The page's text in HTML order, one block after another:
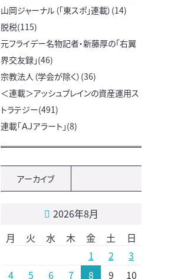
山岡ジャーナル（「東スポ」連載）(14)
脱税(115)
元フライデー名物記者・新藤厚の「右翼
界交友録」(46)
宗教法人（学会が除く）(36)
＜連載＞アッシュブレインの資産運用ス
トラテジー(491)
連載「ＡＪアラート」(8)
アーカイブ
2026年8月
月
火 水 木 金 土
日
1
2
3
4
5 6 7 8 9 10